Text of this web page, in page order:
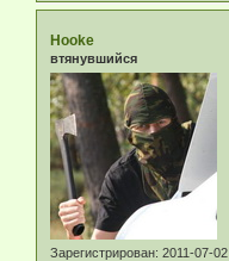
Hooke
втянувшийся
Зарегистрирован: 2011-07-02